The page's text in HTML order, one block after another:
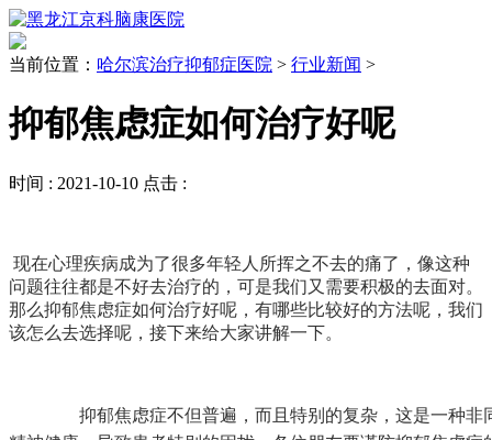
当前位置： 哈尔滨治疗抑郁症医院 > 行业新闻 >
抑郁焦虑症如何治疗好呢
时间 : 2021-10-10 点击 :
现在心理疾病成为了很多年轻人所挥之不去的痛了，像这种
问题往往都是不好去治疗的，可是我们又需要积极的去面对。
那么抑郁焦虑症如何治疗好呢，有哪些比较好的方法呢，我们
该怎么去选择呢，接下来给大家讲解一下。
抑郁焦虑症不但普遍，而且特别的复杂，这是一种非